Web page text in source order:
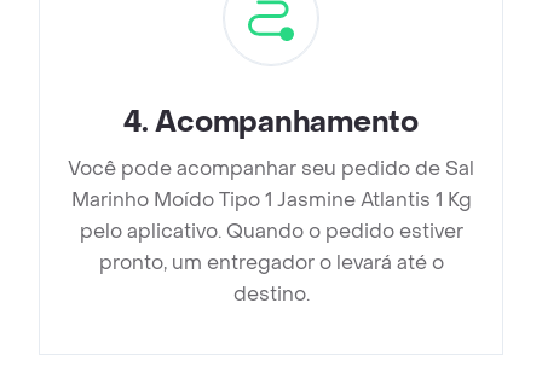
4.Acompanhamento
Você pode acompanhar seu pedido de Sal
Marinho Moído Tipo 1 Jasmine Atlantis 1 Kg
pelo aplicativo. Quando o pedido estiver
pronto, um entregador o levará até o
destino.